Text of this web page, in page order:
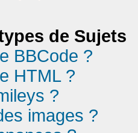
de Sujets
BBCode ?
HTML ?
?
images ?